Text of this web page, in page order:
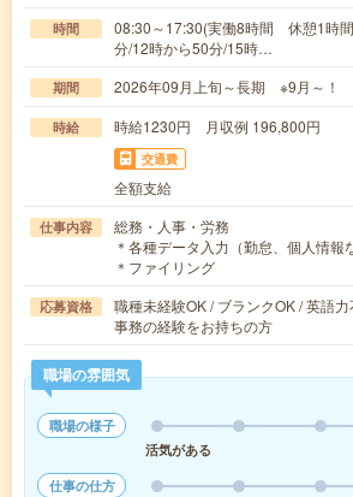
時間
08:30～17:30(実働8時間 休憩1時
分/12時から50分/15時…
期間 2026年09月上旬～長期 ※9月～！
時給 時給1230円 月収例 196,800円
交通費
全額支給
仕事内容
総務・人事・労務
＊各種データ入力（勤怠、個人情報
＊ファイリング
応募資格
職種未経験OK / ブランクOK / 英語
事務の経験をお持ちの方
職場の雰囲気
職場の様子
活気がある
仕事の仕方